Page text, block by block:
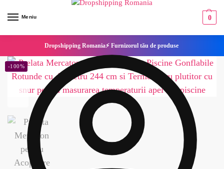
Meniu 0
Dropshipping Romania⚡ Furnizorul tău de produse
-100%